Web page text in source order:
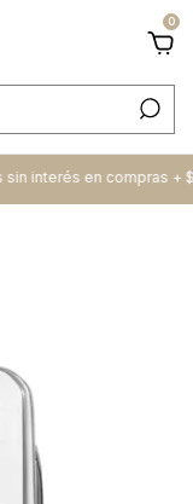
0
en compras +